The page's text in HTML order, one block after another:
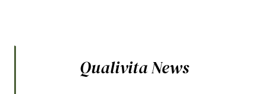
Qualivita News